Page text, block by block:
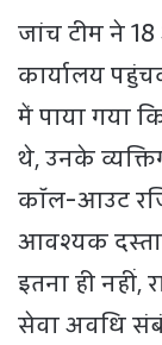
जांच टीम ने
कार्यालय
में पाया गया
थे, उनके
कॉल-आउट
आवश्यक
इतना ही
सेवा अवधि